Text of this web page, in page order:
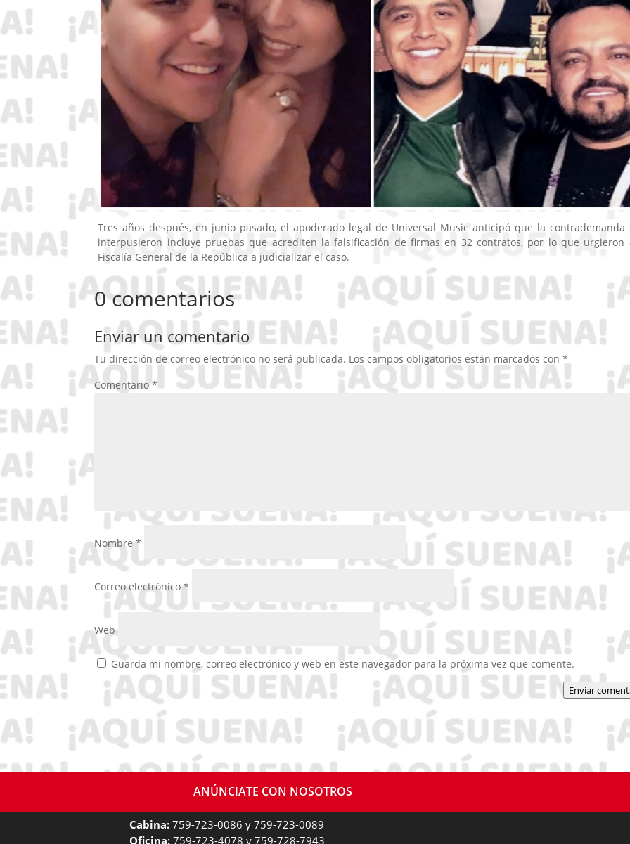
Tres años después, en junio pasado, el apoderado legal de Universal Music anticipó que la contrademanda
interpusieron incluye pruebas que acrediten la falsificación de firmas en 32 contratos, por lo que urgieron
Fiscalía General de la República a judicializar el caso.
0 comentarios
Enviar un comentario
Tu dirección de correo electrónico no será publicada. Los campos obligatorios están marcados con*
Comentario*
Nombre*
Correo electrónico*
Web
Guarda mi nombre, correo electrónico y web en este navegador para la próxima vez que comente.
Enviar
ANÚNCIATE CON NOSOTROS
Cabina: 759-723-0086 y 759-723-0089
Oficina: 759-723-4078 y 759-728-7943